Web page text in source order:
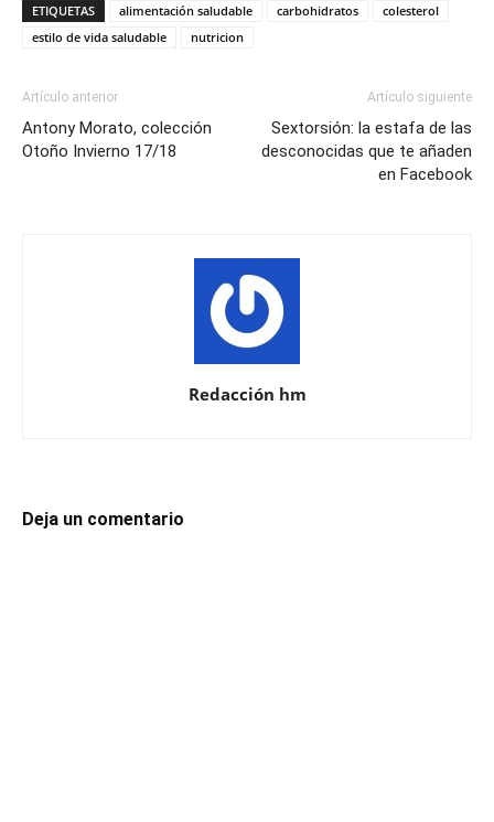
ETIQUETAS alimentación saludable carbohidratos
colesterol
estilo de vida saludable
nutricion
Artículo anterior
Antony Morato, colección
Otoño Invierno 17/18
Artículo siguiente
Sextorsión: la estafa de las
desconocidas que te añaden
en Facebook
Redacción hm
Deja un comentario